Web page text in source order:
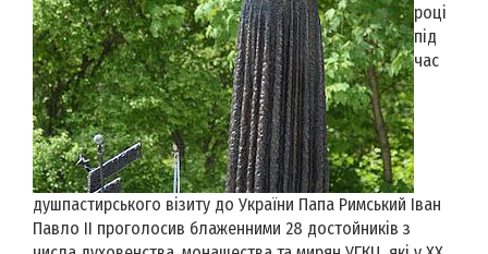
році
під
час
душпастирського візиту до України Папа Римський Іван
Павло ІІ проголосив блаженними 28 достойників з